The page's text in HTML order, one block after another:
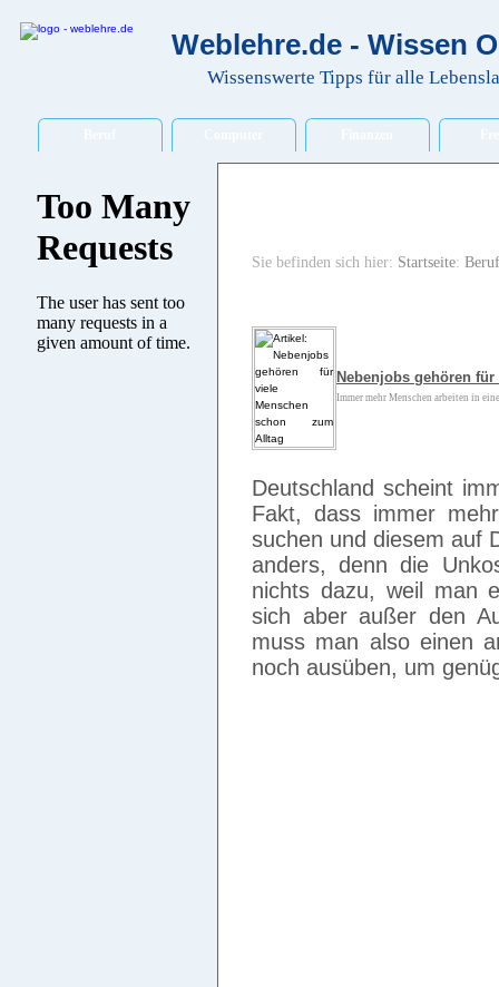
Weblehre.de - Wissen
Wissenswerte Tipps für alle
Sie befinden sich hier: Startseite: Beruf
Nebenjobs gehören
Immer mehr Menschen arbeiten in
Deutschland scheint
Fakt, dass immer
suchen und diesem auf
anders, denn die
nichts dazu, weil man
sich aber außer den
muss man also einen
noch ausüben, um